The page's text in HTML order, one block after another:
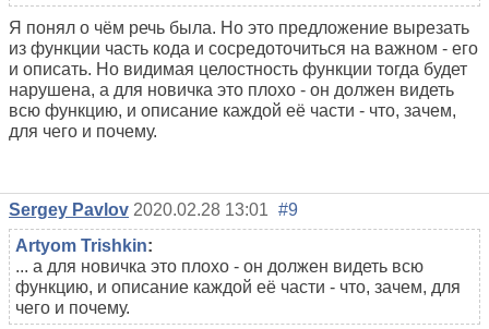
Я понял о чём речь была. Но это предложение вырезать
из функции часть кода и сосредоточиться на важном - его
и описать. Но видимая целостность функции тогда будет
нарушена, а для новичка это плохо - он должен видеть
всю функцию, и описание каждой её части - что, зачем,
для чего и почему.
Sergey Pavlov 2020.02.28 13:01 #9
Artyom Trishkin:
... а для новичка это плохо - он должен видеть всю
функцию, и описание каждой её части - что, зачем, для
чего и почему.